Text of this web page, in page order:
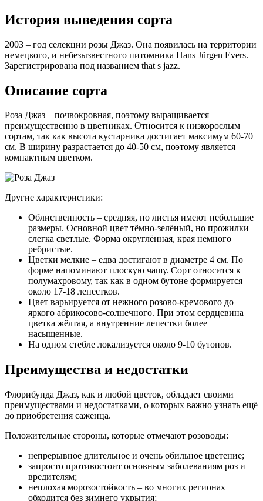
История выведения сорта
2003 – год селекции розы Джаз. Она появилась на территории
немецкого, и небезызвестного питомника Hans Jürgen Evers.
Зарегистрирована под названием that s jazz.
Описание сорта
Роза Джаз – почвокровная, поэтому выращивается
преимущественно в цветниках. Относится к низкорослым
сортам, так как высота кустарника достигает максимум 60-70
см. В ширину разрастается до 40-50 см, поэтому является
компактным цветком.
Другие характеристики:
Облиственность – средняя, но листья имеют небольшие
размеры. Основной цвет тёмно-зелёный, но прожилки
слегка светлые. Форма округлённая, края немного
ребристые.
Цветки мелкие – едва достигают в диаметре 4 см. По
форме напоминают плоскую чашу. Сорт относится к
полумахровому, так как в одном бутоне формируется
около 17-18 лепестков.
Цвет варьируется от нежного розово-кремового до
яркого абрикосово-солнечного. При этом сердцевина
цветка жёлтая, а внутренние лепестки более
насыщенные.
На одном стебле локализуется около 9-10 бутонов.
Преимущества и недостатки
Флорибунда Джаз, как и любой цветок, обладает своими
преимуществами и недостатками, о которых важно узнать ещё
до приобретения саженца.
Положительные стороны, которые отмечают розоводы:
непрерывное длительное и очень обильное цветение;
запросто противостоит основным заболеваниям роз и
вредителям;
неплохая морозостойкость – во многих регионах
обходится без зимнего укрытия;